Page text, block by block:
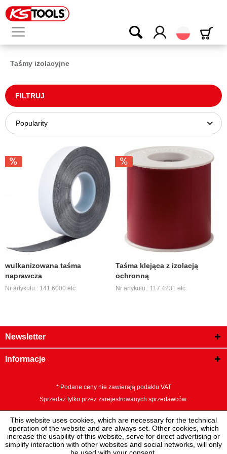
Polski
Taśmy izolacyjne
FILTRUJ
wulkanizowana taśma
naprawcza
Nr artykułu.: 141.6000 etc.
Taśma klejąca z izolacją
ochronną
Nr artykułu.: 117.4231 etc.
Newsletter
Informacje
* Podane ceny nie zawierają podaktu VAT
Sprzedaż tylko przez zarejestrowanych sprzedawców.
This website uses cookies, which are necessary for the technical
operation of the website and are always set. Other cookies, which
increase the usability of this website, serve for direct advertising or
simplify interaction with other websites and social networks, will only